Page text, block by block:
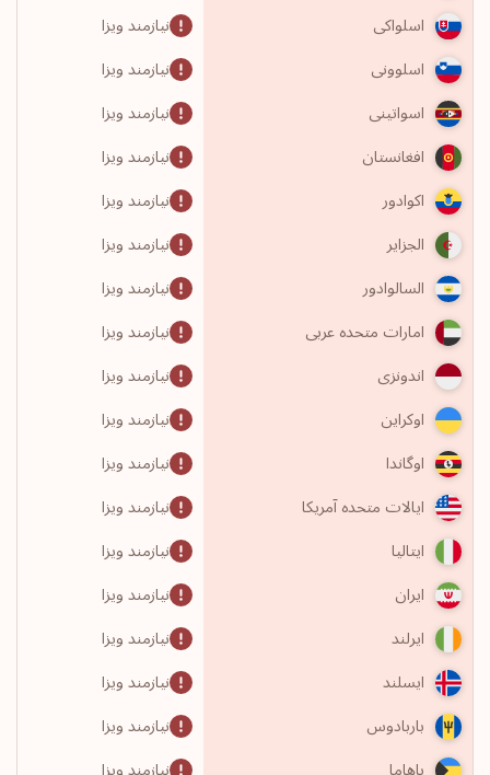
اسلواکی
نیازمند ویزا
اسلوونی
نیازمند ویزا
اسواتینی
نیازمند ویزا
افغانستان
نیازمند ویزا
اکوادور
نیازمند ویزا
الجزایر
نیازمند ویزا
السالوادور
نیازمند ویزا
امارات متحده عربی
نیازمند ویزا
اندونزی
نیازمند ویزا
اوکراین
نیازمند ویزا
اوگاندا
نیازمند ویزا
ایالات متحده آمریکا
نیازمند ویزا
ایتالیا
نیازمند ویزا
ایران
نیازمند ویزا
ایرلند
نیازمند ویزا
ایسلند
نیازمند ویزا
باربادوس
نیازمند ویزا